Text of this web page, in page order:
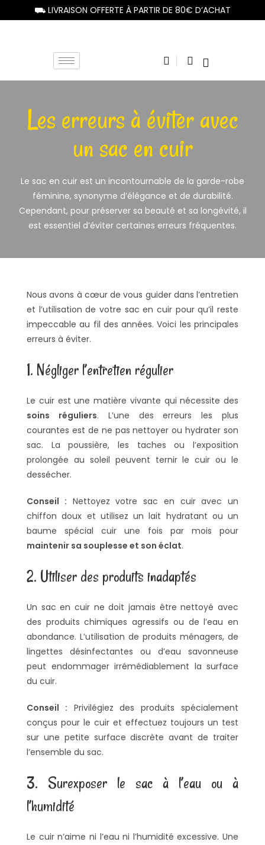
⛟ LIVRAISON OFFERTE À PARTIR DE 80€ D’ACHAT
Les erreurs à éviter avec
un sac en cuir
Le sac en cuir est un incontournable de la garde-robe
féminine, synonyme d’élégance et de durabilité.
Cependant, pour préserver sa beauté et sa longévité, il
est essentiel d’éviter certaines erreurs fréquentes.
Nous avons à cœur de vous guider dans l’entretien
et l’utilisation de votre sac en cuir pour qu’il reste
impeccable au fil des années. Voici les principales
erreurs à éviter.
1. Négliger l’entretien régulier
Le cuir est une matière vivante qui nécessite des
soins réguliers. L’une des erreurs les plus
courantes est de ne pas nettoyer ou hydrater son
sac. La poussière, les taches ou l’exposition
prolongée au soleil peuvent ternir le cuir ou le
dessécher.
Conseil : Nettoyez votre sac en cuir avec un
chiffon doux et utilisez un lait hydratant ou un
baume spécial cuir une fois par mois pour
maintenir sa souplesse et son éclat.
2. Utiliser des produits inadaptés
Un sac en cuir ne doit jamais être nettoyé avec
des produits chimiques agressifs ou de l’eau en
abondance. L’utilisation de produits ménagers, de
lingettes désinfectantes ou d’eau savonneuse
peut endommager irrémédiablement la surface
du cuir.
Conseil : Privilégiez des produits spécialement
conçus pour le cuir et effectuez toujours un test
sur une petite surface discrète avant de traiter
l’ensemble du sac.
3. Surexposer le sac à l’eau ou à
l’humidité
Le cuir n’aime ni l’eau ni l’humidité excessive. Une